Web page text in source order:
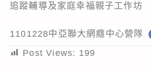
追蹤輔導及家庭幸福親子工作坊
1101228中亞聯大網癮中心營隊
Post Views: 199